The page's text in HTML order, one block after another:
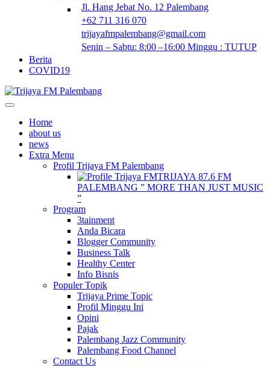
Jl. Hang Jebat No. 12 Palembang
+62 711 316 070
trijayafmpalembang@gmail.com
Senin – Sabtu: 8:00 –16:00 Minggu : TUTUP
Berita
COVID19
Home
about us
news
Extra Menu
Profil Trijaya FM Palembang
TRIJAYA 87.6 FM
PALEMBANG ” MORE THAN JUST MUSIC
”
Program
3tainment
Anda Bicara
Blogger Community
Business Talk
Healthy Center
Info Bisnis
Populer Topik
Trijaya Prime Topic
Profil Minggu Ini
Opini
Pajak
Palembang Jazz Community
Palembang Food Channel
Contact Us